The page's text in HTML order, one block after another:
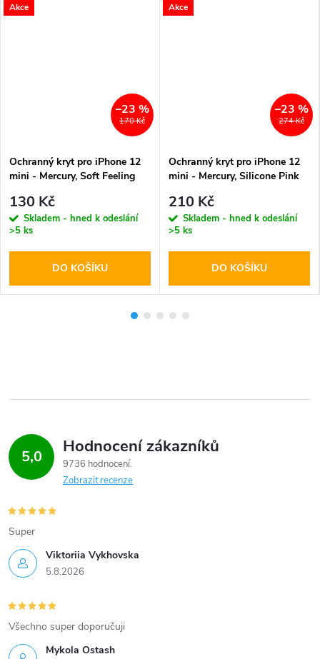
Akce
170 Kč
–23 %
Ochranný kryt pro iPhone 12
mini - Mercury, Soft Feeling
130 Kč
Skladem - hned k odeslání
>5 ks
DO KOŠÍKU
Akce
274 Kč
–23 %
Ochranný kryt pro iPhone 12
mini - Mercury, Silicone Pink
210 Kč
Skladem - hned k odeslání
>5 ks
DO KOŠÍKU
5,0 Hodnocení zákazníků
9736 hodnocení
Zobrazit recenze
Viktoriia Vykhovska
5.8.2026
Super
Mykola Ostash
Všechno super doporučuji